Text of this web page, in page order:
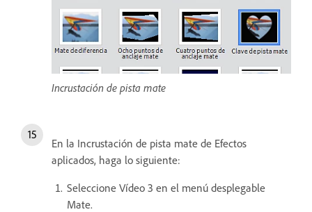
Incrustación de pista mate
En la Incrustación de pista mate de Efectos
aplicados, haga lo siguiente:
Seleccione Vídeo 3 en el menú desplegable
Mate.